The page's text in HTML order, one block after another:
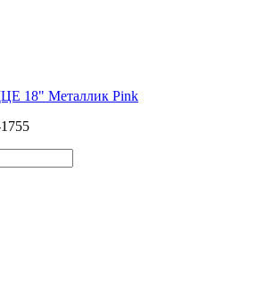
18" Металлик Pink